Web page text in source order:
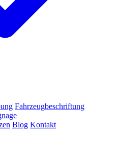
Fahrzeugbeschriftung
Blog Kontakt